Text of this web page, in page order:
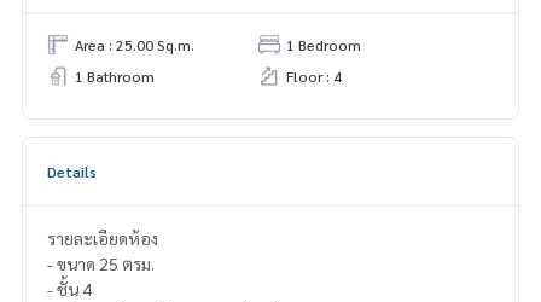
Area : 25.00 Sq.m.
1 Bedroom
1 Bathroom
Floor : 4
Details
รายละเอียดห้อง
- ขนาด 25 ตรม.
- ชั้น 4